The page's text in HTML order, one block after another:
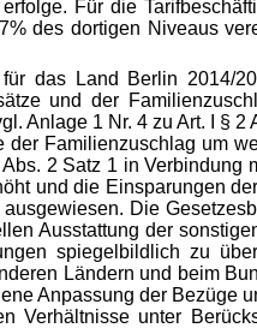
Für die
des dortigen Niveaus
das Land Berlin 2014/
und der
1 Nr. 4 zu Art. I §
Familienzuschlag um
2 Satz 1 in
und die Einsparungen
Die
Ausstattung der
spiegelbildlich zu
Ländern und beim
Anpassung der Bezüge
unter